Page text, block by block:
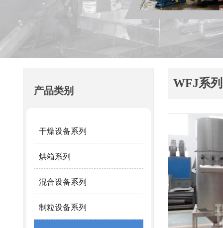
产品类别
干燥设备系列
烘箱系列
混合设备系列
制粒设备系列
WFJ系